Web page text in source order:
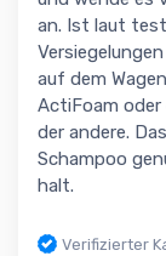
an. Ist laut
auf dem
ActiFoam
der andere.
Schampoo
halt.
Verifizierter